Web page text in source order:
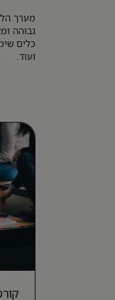
מערך
גבוהה
כלים
ועוד.